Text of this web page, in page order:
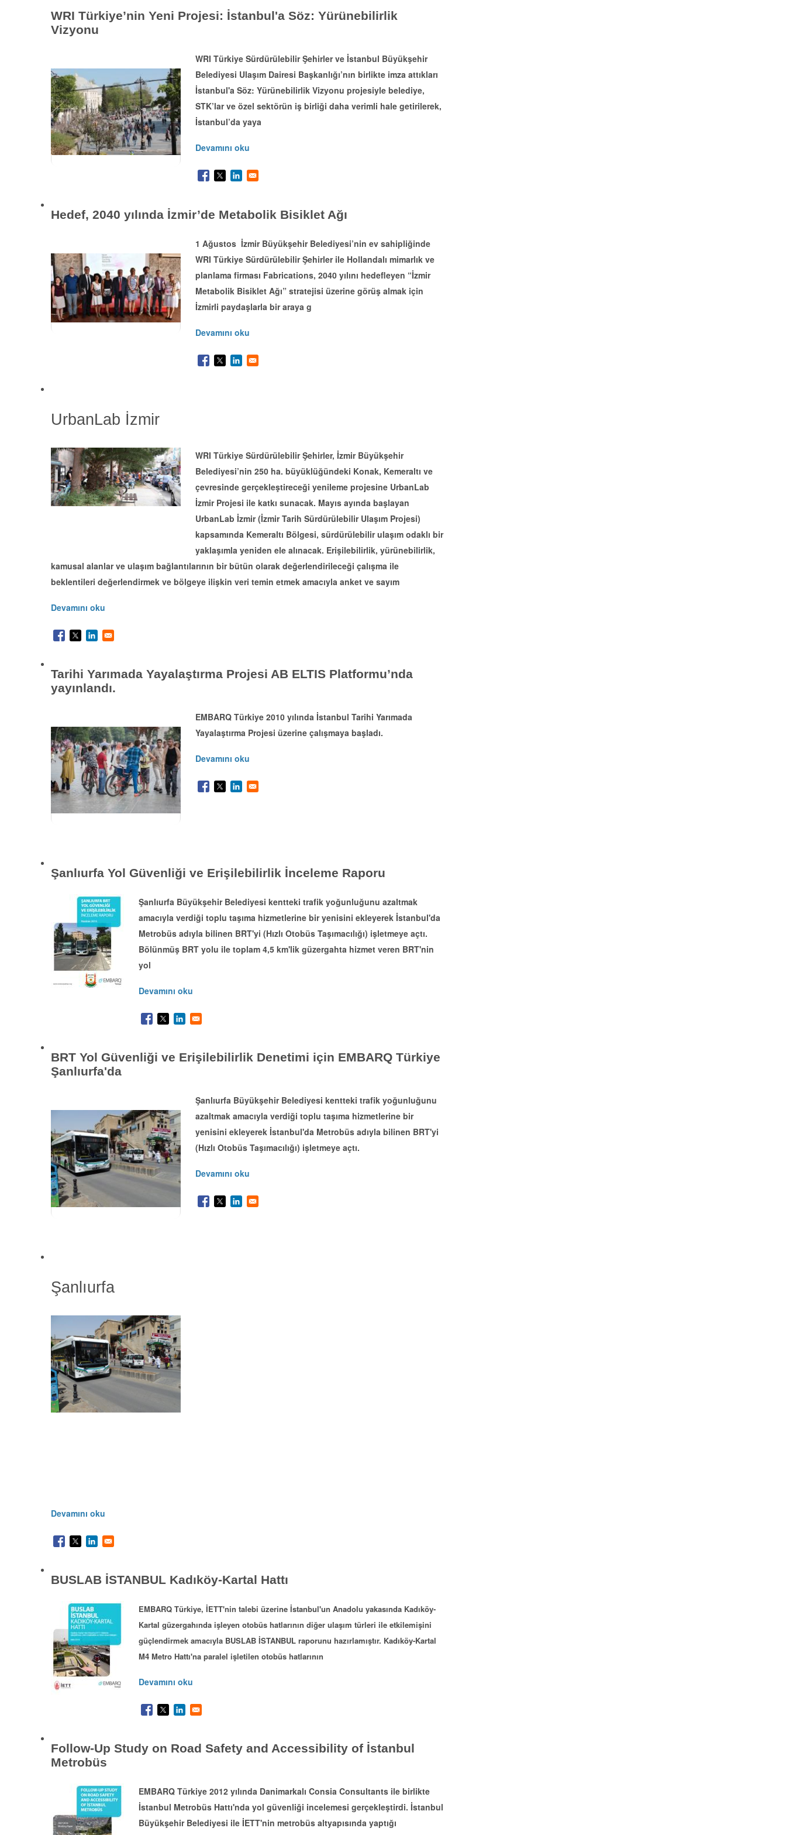
WRI Türkiye’nin Yeni Projesi: İstanbul'a Söz: Yürünebilirlik
Vizyonu
WRI Türkiye Sürdürülebilir Şehirler ve İstanbul Büyükşehir
Belediyesi Ulaşım Dairesi Başkanlığı’nın birlikte imza attıkları
İstanbul'a Söz: Yürünebilirlik Vizyonu projesiyle belediye,
STK’lar ve özel sektörün iş birliği daha verimli hale getirilerek,
İstanbul’da yaya
Devamını oku
Hedef, 2040 yılında İzmir’de Metabolik Bisiklet Ağı
1 Ağustos İzmir Büyükşehir Belediyesi’nin ev sahipliğinde
WRI Türkiye Sürdürülebilir Şehirler ile Hollandalı mimarlık ve
planlama firması Fabrications, 2040 yılını hedefleyen “İzmir
Metabolik Bisiklet Ağı” stratejisi üzerine görüş almak için
İzmirli paydaşlarla bir araya g
Devamını oku
UrbanLab İzmir
WRI Türkiye Sürdürülebilir Şehirler, İzmir Büyükşehir
Belediyesi’nin 250 ha. büyüklüğündeki Konak, Kemeraltı ve
çevresinde gerçekleştireceği yenileme projesine UrbanLab
İzmir Projesi ile katkı sunacak. Mayıs ayında başlayan
UrbanLab İzmir (İzmir Tarih Sürdürülebilir Ulaşım Projesi)
kapsamında Kemeraltı Bölgesi, sürdürülebilir ulaşım odaklı bir
yaklaşımla yeniden ele alınacak. Erişilebilirlik, yürünebilirlik,
kamusal alanlar ve ulaşım bağlantılarının bir bütün olarak değerlendirileceği çalışma ile
beklentileri değerlendirmek ve bölgeye ilişkin veri temin etmek amacıyla anket ve sayım
Devamını oku
Tarihi Yarımada Yayalaştırma Projesi AB ELTIS Platformu’nda
yayınlandı.
EMBARQ Türkiye 2010 yılında İstanbul Tarihi Yarımada
Yayalaştırma Projesi üzerine çalışmaya başladı.
Devamını oku
Şanlıurfa Yol Güvenliği ve Erişilebilirlik İnceleme Raporu
Şanlıurfa Büyükşehir Belediyesi kentteki trafik yoğunluğunu azaltmak
amacıyla verdiği toplu taşıma hizmetlerine bir yenisini ekleyerek İstanbul'da
Metrobüs adıyla bilinen BRT'yi (Hızlı Otobüs Taşımacılığı) işletmeye açtı.
Bölünmüş BRT yolu ile toplam 4,5 km'lik güzergahta hizmet veren BRT'nin
yol
Devamını oku
BRT Yol Güvenliği ve Erişilebilirlik Denetimi için EMBARQ Türkiye
Şanlıurfa'da
Şanlıurfa Büyükşehir Belediyesi kentteki trafik yoğunluğunu
azaltmak amacıyla verdiği toplu taşıma hizmetlerine bir
yenisini ekleyerek İstanbul'da Metrobüs adıyla bilinen BRT'yi
(Hızlı Otobüs Taşımacılığı) işletmeye açtı.
Devamını oku
Şanlıurfa
Devamını oku
BUSLAB İSTANBUL Kadıköy-Kartal Hattı
EMBARQ Türkiye, İETT'nin talebi üzerine İstanbul'un Anadolu yakasında Kadıköy-
Kartal güzergahında işleyen otobüs hatlarının diğer ulaşım türleri ile etkilemişini
güçlendirmek amacıyla BUSLAB İSTANBUL raporunu hazırlamıştır. Kadıköy-Kartal
M4 Metro Hattı'na paralel işletilen otobüs hatlarının
Devamını oku
Follow-Up Study on Road Safety and Accessibility of İstanbul
Metrobüs
EMBARQ Türkiye 2012 yılında Danimarkalı Consia Consultants ile birlikte
İstanbul Metrobüs Hattı'nda yol güvenliği incelemesi gerçekleştirdi. İstanbul
Büyükşehir Belediyesi ile İETT'nin metrobüs altyapısında yaptığı